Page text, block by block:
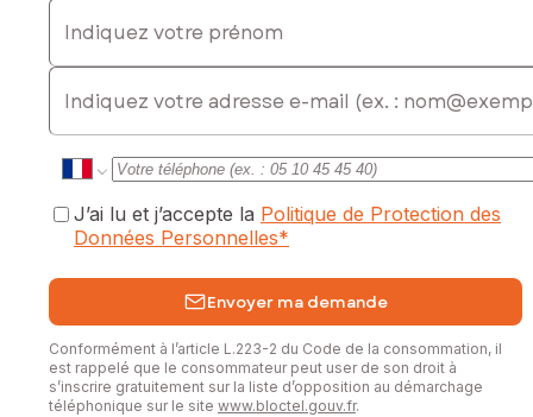
Indiquez votre prénom
E-mail
J’ai lu et j’accepte la Politique de Protection des
Données Personnelles*
Envoyer ma demande
Conformément à l’article L.223-2 du Code de la consommation, il
est rappelé que le consommateur peut user de son droit à
s’inscrire gratuitement sur la liste d’opposition au démarchage
téléphonique sur le site www.bloctel.gouv.fr.